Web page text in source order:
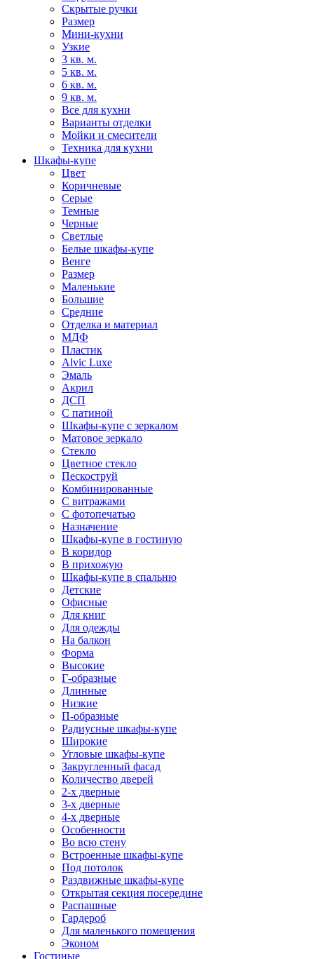
Скрытые ручки
Размер
Мини-кухни
Узкие
3 кв. м.
5 кв. м.
6 кв. м.
9 кв. м.
Все для кухни
Варианты отделки
Мойки и смесители
Техника для кухни
Шкафы-купе
Цвет
Коричневые
Серые
Темные
Черные
Светлые
Белые шкафы-купе
Венге
Размер
Маленькие
Большие
Средние
Отделка и материал
МДФ
Пластик
Alvic Luxe
Эмаль
Акрил
ДСП
С патиной
Шкафы-купе с зеркалом
Матовое зеркало
Стекло
Цветное стекло
Пескоструй
Комбинированные
С витражами
С фотопечатью
Назначение
Шкафы-купе в гостиную
В коридор
В прихожую
Шкафы-купе в спальню
Детские
Офисные
Для книг
Для одежды
На балкон
Форма
Высокие
Г-образные
Длинные
Низкие
П-образные
Радиусные шкафы-купе
Широкие
Угловые шкафы-купе
Закругленный фасад
Количество дверей
2-х дверные
3-х дверные
4-х дверные
Особенности
Во всю стену
Встроенные шкафы-купе
Под потолок
Раздвижные шкафы-купе
Открытая секция посередине
Распашные
Гардероб
Для маленького помещения
Эконом
Гостиные